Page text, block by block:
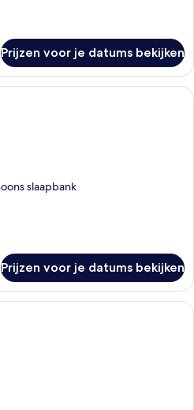
Prijzen voor je datums bekijken
Een hotelkamer met een bed, een
slaapbank
Prijzen voor je datums bekijken
Een hotelkamer met een bed, een